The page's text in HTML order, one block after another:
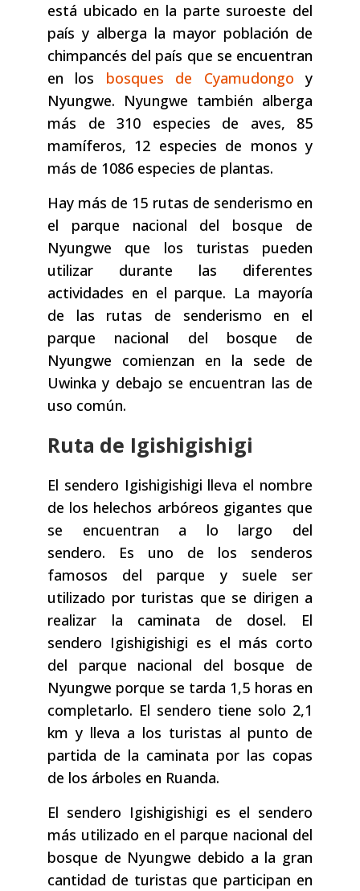
está ubicado en la parte suroeste del
país y alberga la mayor población de
chimpancés del país que se encuentran
en los bosques de Cyamudongo y
Nyungwe. Nyungwe también alberga
más de 310 especies de aves, 85
mamíferos, 12 especies de monos y
más de 1086 especies de plantas.
Hay más de 15 rutas de senderismo en
el parque nacional del bosque de
Nyungwe que los turistas pueden
utilizar durante las diferentes
actividades en el parque. La mayoría
de las rutas de senderismo en el
parque nacional del bosque de
Nyungwe comienzan en la sede de
Uwinka y debajo se encuentran las de
uso común.
Ruta de Igishigishigi
El sendero Igishigishigi lleva el nombre
de los helechos arbóreos gigantes que
se encuentran a lo largo del
sendero. Es uno de los senderos
famosos del parque y suele ser
utilizado por turistas que se dirigen a
realizar la caminata de dosel. El
sendero Igishigishigi es el más corto
del parque nacional del bosque de
Nyungwe porque se tarda 1,5 horas en
completarlo. El sendero tiene solo 2,1
km y lleva a los turistas al punto de
partida de la caminata por las copas
de los árboles en Ruanda.
El sendero Igishigishigi es el sendero
más utilizado en el parque nacional del
bosque de Nyungwe debido a la gran
cantidad de turistas que participan en